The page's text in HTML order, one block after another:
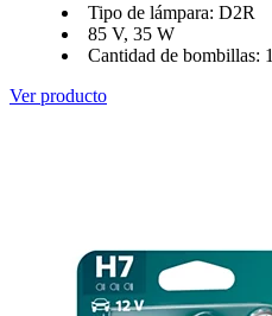
Tipo de lámpara: D2R
85 V, 35 W
Cantidad de bombillas: 1
Ver producto